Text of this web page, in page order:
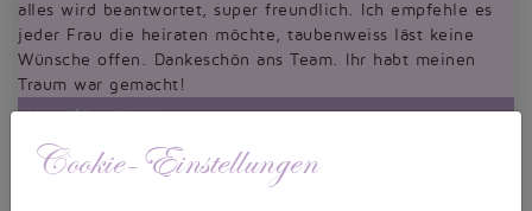
alles wird beantwortet, super freundlich. Ich empfehle es
jeder Frau die heiraten möchte, taubenweiss läst keine
Wünsche offen. Dankeschön ans Team. Ihr habt meinen
Traum war gemacht!
QUALITÄT MATERIAL:
QUALITÄT VERARBEITUNG:
Cookie-Einstellungen